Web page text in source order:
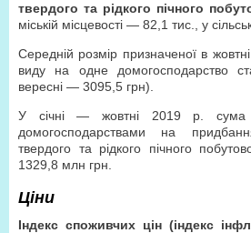
твердого та рідкого пічного
міській місцевості — 82,1 тис., у
Середній розмір призначеної в
виду на одне домогосподарство
вересні — 3095,5 грн).
У січні — жовтні 2019 р. сума
домогосподарствами на
твердого та рідкого пічного
1329,8 млн грн.
Ціни
Індекс споживчих цін (індекс